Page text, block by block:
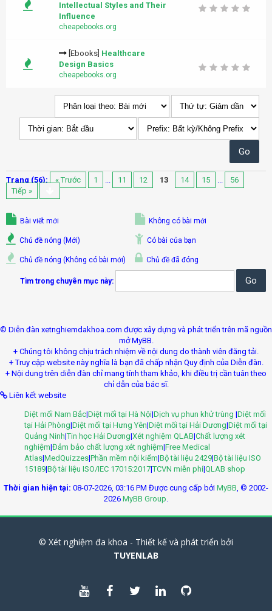
Intellectual Styles and Their
Influence
cheapebooks.org
[Ebooks] Healthcare
Design Basics
cheapebooks.org
Trang (56): « Trước 1 ... 11 12 13 14 15 ...
56
Tiếp »
Bài viết mới
Chủ đề nóng (Mới)
Chủ đề nóng (Không có bài mới)
Không có bài mới
Có bài của bạn
Chủ đề đã đóng
Tìm trong chuyên mục này:
© Xét nghiệm đa khoa - Thiết kế và phát triển bởi
TUYENLAB
© Diễn đàn xetnghiemdakhoa.com được xây dựng và phát triển trên mã nguồn
mở MyBB.
+ Chúng tôi không chịu trách nhiệm về nội dung do thành viên đăng tải.
+ Truy cập website này nghĩa là bạn đã chấp nhận Quy định của Diễn đàn.
+ Nội dung trên diễn đàn chỉ mang tính tham khảo, khi điều trị cần tuân theo
chỉ dẫn của bác sĩ.
Liên kết website
Diệt mối Nam Bắc|Diệt mối tại Hà Nội|Dịch vụ phun khử trùng |Diệt mối
tại Hải Phòng|Diệt mối tại Hưng Yên|Diệt mối tại Hải Dương|Diệt mối tại
Quảng Ninh|Tin học Hải Dương|Xét nghiệm QLAB|Chất lượng xét
nghiệm|Đảm bảo chất lượng xét nghiệm|Free Medical
Atlas|MedQuizzes|Phần mềm nội kiểm|Bộ tài liệu 2429|Bộ tài liệu ISO
15189|Bộ tài liệu ISO/IEC 17015:2017|TCVN miễn phí|QLAB shop
Thời gian hiện tại: 08-07-2026, 03:16 PM Được cung cấp bởi MyBB, © 2002-
2026 MyBB Group.